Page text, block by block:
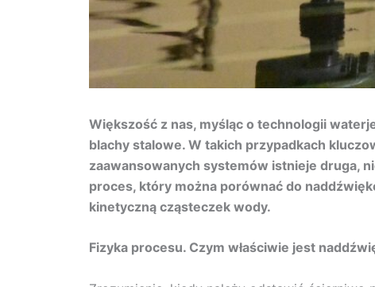
Większość z nas, myśląc o technologii
blachy stalowe. W takich przypadkach
zaawansowanych systemów istnieje druga,
proces, który można porównać do
kinetyczną cząsteczek wody.
Fizyka procesu. Czym właściwie jest